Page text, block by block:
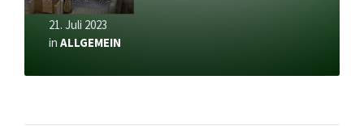
21. Juli 2023
in ALLGEMEIN